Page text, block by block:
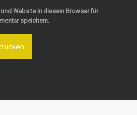
Website in diesem Browser für
speichern.